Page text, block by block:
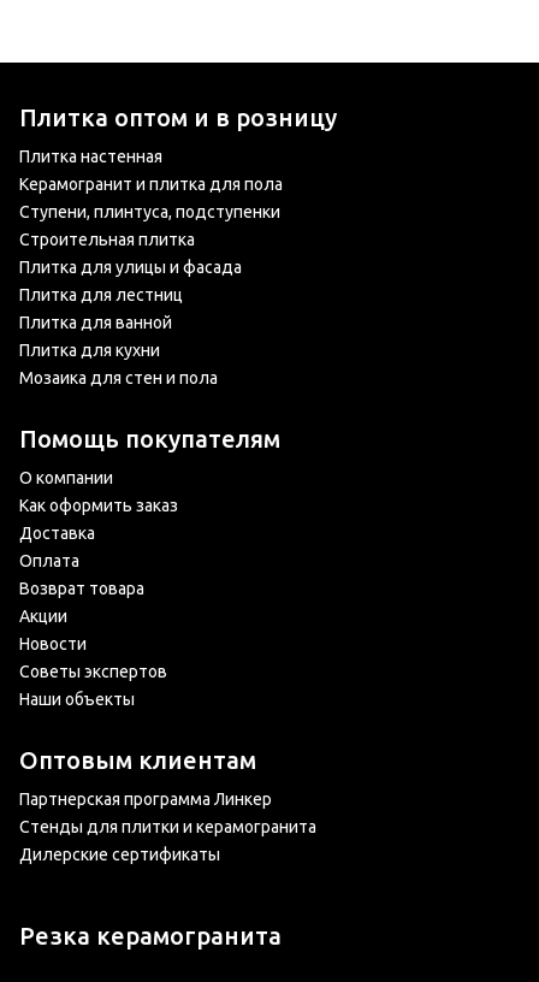
Плитка оптом и в розницу
Плитка настенная
Керамогранит и плитка для пола
Ступени, плинтуса, подступенки
Строительная плитка
Плитка для улицы и фасада
Плитка для лестниц
Плитка для ванной
Плитка для кухни
Мозаика для стен и пола
Помощь покупателям
О компании
Как оформить заказ
Доставка
Оплата
Возврат товара
Акции
Новости
Советы экспертов
Наши объекты
Оптовым клиентам
Партнерская программа Линкер
Стенды для плитки и керамогранита
Дилерские сертификаты
Резка керамогранита